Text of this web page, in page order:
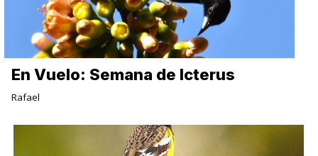
En Vuelo: Semana de Icterus
Rafael